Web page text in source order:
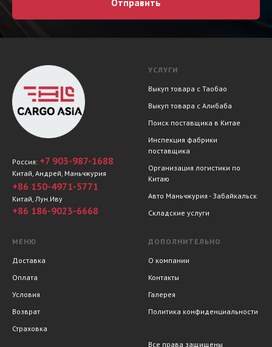
Отправить
Россия: +7 903-987-1688
Китай, Андрей, Маньчжурия
+86 150-4971-5771
Китай, Лун.Иву
+86 186-9023-6668
УСЛУГИ
Выкуп товара с Таобао
Выкуп товара с Алибаба
Поиск поставщика в Китае
Инспекция фабрики
поставщика
Организация логистики по
Китаю
Авто Маньчжурия - Забайкальск
Складские услуги
МЕНЮ
Доставка
Оплата
Условия
Возврат
Страховка
ДОПОЛНИТЕЛЬНО
О компании
Контакты
Галерея
Политика конфиденциальности
Все права защищены